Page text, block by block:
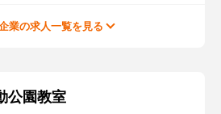
業の求人一覧を見る
公園教室